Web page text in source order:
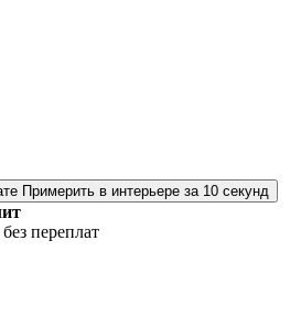
Примерить в интерьере за 10 секунд
переплат